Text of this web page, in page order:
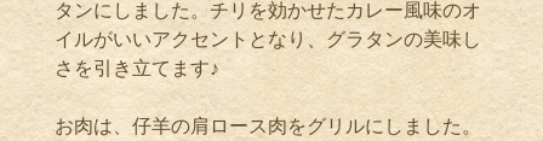
タンにしました。チリを効かせたカレー風味のオ
イルがいいアクセントとなり、グラタンの美味し
さを引き立てます♪
お肉は、仔羊の肩ロース肉をグリルにしました。